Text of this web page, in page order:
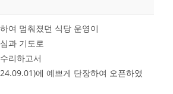
여 멈춰졌던 식당 운영이
과 기도로
리하고서
에 예쁘게 단장하여 오픈하였